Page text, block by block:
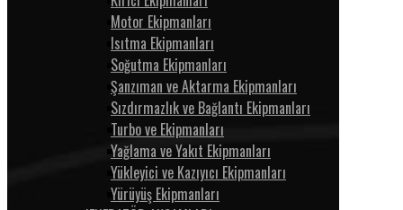
Motor Ekipmanları
Isıtma Ekipmanları
Soğutma Ekipmanları
Şanzıman ve Aktarma Ekipmanları
Sızdırmazlık ve Bağlantı Ekipmanları
Turbo ve Ekipmanları
Yağlama ve Yakıt Ekipmanları
Yükleyici ve Kazıyıcı Ekipmanları
Yürüyüş Ekipmanları